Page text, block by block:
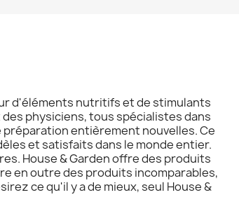
d'éléments nutritifs et de stimulants
physiciens, tous spécialistes dans
entièrement nouvelles. Ce
et satisfaits dans le monde entier.
House & Garden offre des produits
en outre des produits incomparables,
ce qu'il y a de mieux, seul House &